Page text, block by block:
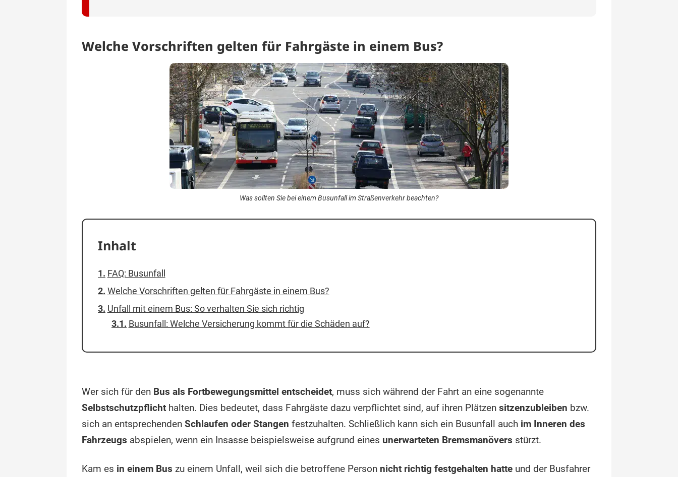
Welche Vorschriften gelten für Fahrgäste in einem Bus?
Was sollten Sie bei einem Busunfall im Straßenverkehr beachten?
Inhalt
FAQ: Busunfall
Welche Vorschriften gelten für Fahrgäste in einem Bus?
Unfall mit einem Bus: So verhalten Sie sich richtig
Busunfall: Welche Versicherung kommt für die Schäden auf?
Wer sich für den Bus als Fortbewegungsmittel entscheidet, muss sich während der Fahrt an eine sogenannte
Selbstschutzpflicht halten. Dies bedeutet, dass Fahrgäste dazu verpflichtet sind, auf ihren Plätzen sitzenzubleiben bzw.
sich an entsprechenden Schlaufen oder Stangen festzuhalten. Schließlich kann sich ein Busunfall auch im Inneren des
Fahrzeugs abspielen, wenn ein Insasse beispielsweise aufgrund eines unerwarteten Bremsmanövers stürzt.
Kam es in einem Bus zu einem Unfall, weil sich die betroffene Person nicht richtig festgehalten hatte und der Busfahrer